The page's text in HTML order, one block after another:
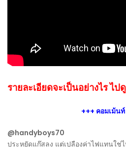
รายละเอียดจะเป็นอย่างไร ไ
+++ คอมเม้น
@handyboys70
ประหยัดแก๊สลง แต่เปลืองค่าไฟแทนใช่